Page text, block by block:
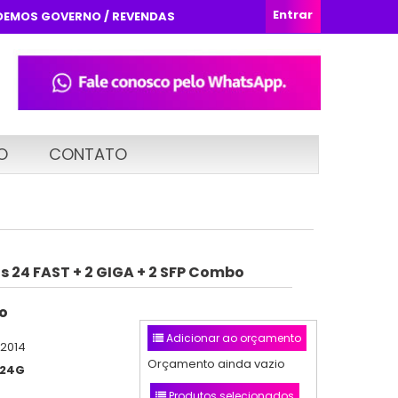
Entrar
GOVERNO / REVENDAS
CONTATO
FAST + 2 GIGA + 2 SFP Combo
Adicionar ao orçamento
Orçamento ainda vazio